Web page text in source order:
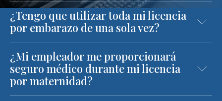
¿Tengo que utilizar toda mi licencia
por embarazo de una sola vez?
¿Mi empleador me proporcionará
seguro médico durante mi licencia
por maternidad?